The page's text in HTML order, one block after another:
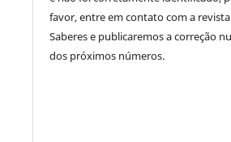
favor, entre em contato com a revista
Saberes e publicaremos a correção
dos próximos números.